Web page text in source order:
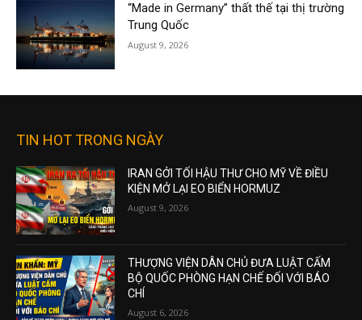
“Made in Germany” thất thế tại thị trường
Trung Quốc
August 9, 2026
TIN HOT TRONG NGÀY
IRAN GỞI TỐI HẬU THƯ CHO MỸ VỀ ĐIỀU
KIỆN MỞ LẠI EO BIỂN HORMUZ
August 9, 2026
THƯỢNG VIỆN DÂN CHỦ ĐƯA LUẬT CẤM
BỘ QUỐC PHÒNG HẠN CHẾ ĐỐI VỚI BÁO
CHÍ
August 6, 2026